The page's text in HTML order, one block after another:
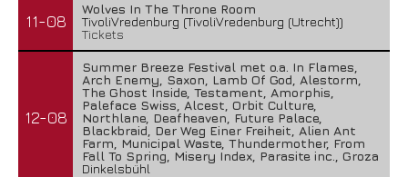
11-08
Wolves In The Throne Room
TivoliVredenburg (TivoliVredenburg (Utrecht))
Tickets
12-08
Summer Breeze Festival met o.a. In Flames,
Arch Enemy, Saxon, Lamb Of God, Alestorm,
The Ghost Inside, Testament, Amorphis,
Paleface Swiss, Alcest, Orbit Culture,
Northlane, Deafheaven, Future Palace,
Blackbraid, Der Weg Einer Freiheit, Alien Ant
Farm, Municipal Waste, Thundermother, From
Fall To Spring, Misery Index, Parasite inc., Groza
Dinkelsbühl